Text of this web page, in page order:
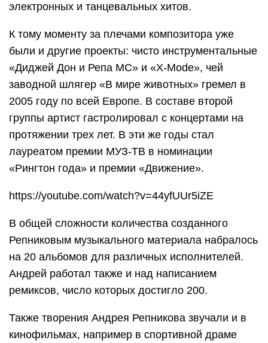
электронных и танцевальных хитов.
К тому моменту за плечами композитора уже
были и другие проекты: чисто инструментальные
«Диджей Дон и Репа МС» и «X-Mode», чей
заводной шлягер «В мире животных» гремел в
2005 году по всей Европе. В составе второй
группы артист гастролировал с концертами на
протяжении трех лет. В эти же годы стал
лауреатом премии МУЗ-ТВ в номинации
«Рингтон года» и премии «Движение».
https://youtube.com/watch?v=44yfUUr5iZE
В общей сложности количества созданного
Репниковым музыкального материала набралось
на 20 альбомов для различных исполнителей.
Андрей работал также и над написанием
ремиксов, число которых достигло 200.
Также творения Андрея Репникова звучали и в
кинофильмах, например в спортивной драме